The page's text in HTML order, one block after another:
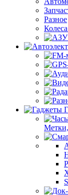
Разное